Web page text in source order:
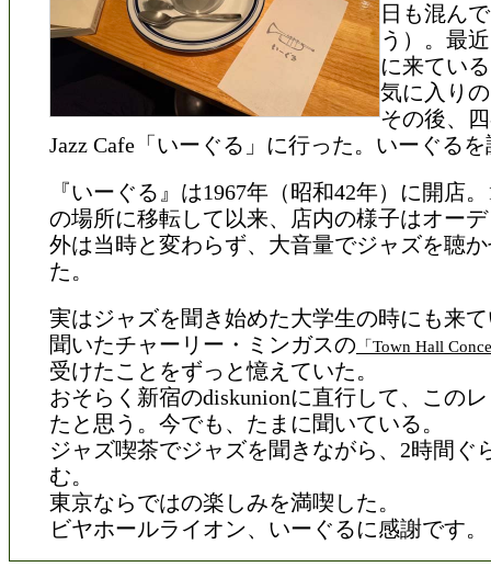
日も混ん
う）。最
に来てい
気に入り
その後、
Jazz Cafe「いーぐる」に行った。いーぐる
『いーぐる』は1967年（昭和42年）に開店
の場所に移転して以来、店内の様子はオー
外は当時と変わらず、大音量でジャズを聴
た。
実はジャズを聞き始めた大学生の時にも来
聞いたチャーリー・ミンガスの 「Town Hall
受けたことをずっと憶えていた。
おそらく新宿のdiskunionに直行して、この
たと思う。今でも、たまに聞いている。
ジャズ喫茶でジャズを聞きながら、2時間ぐ
む。
東京ならではの楽しみを満喫した。
ビヤホールライオン、いーぐるに感謝です。